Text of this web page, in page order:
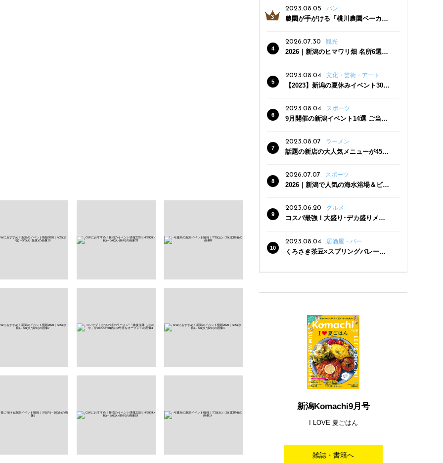
三条駅近くにオープン
2023.08.05 パン
農園が手がける「桃川農園ベーカリ
った焼きたてパンのほか、ジェラー
トやスムージーも
2026.07.30 観光
2026｜新潟のヒマワリ畑 名所6選
2023.08.04
文化・芸術・アート
【2023】新潟の夏休みイベント30
2023.08.04
スポーツ
9月開催の新潟イベント14選 ご当地
2023.08.07 ラーメン
話題の新店の大人気メニューが450
クーポン登場
2026.07.07 スポーツ
2026｜新潟で人気の海水浴場＆ビー
2023.06.20
グルメ
コスパ最強！大盛り･デカ盛りメニ
2023.08.04
居酒屋・バー
くろさき茶豆×スプリングバレー豊
新潟Komachi9月号
I LOVE 夏ごはん
雑誌・書籍へ